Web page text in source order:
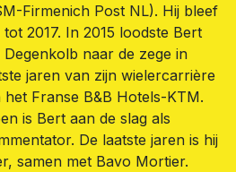
Firmenich Post NL). Hij bleef
2017. In 2015 loodste Bert
naar de zege in
jaren van zijn wielercarrière
Franse B&B Hotels-KTM.
is Bert aan de slag als
De laatste jaren is hij
samen met Bavo Mortier.